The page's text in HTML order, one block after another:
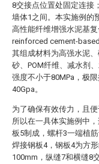
8交接点位置处固定连接
墙体1之间。本实施例的
高性能纤维增强水泥基
reinforced cement-
其组成材料为高强水泥
砂、POM纤维、减水剂
强度不小于80MPa，极
40Gpa。
为了确保有效传力，且
所以在一具体实施例中
板5制成，螺杆3一端植
焊接钢板4，钢板4为方
100mm，纵缝7和横缝8